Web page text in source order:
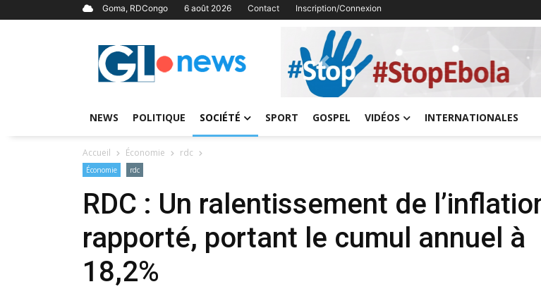
Goma, RDCongo 6 août 2026 Contact Inscription/Connexion
Previous
NEWS POLITIQUE SOCIÉTÉ SPORT GOSPEL VIDÉOS INTERNATIONALES
Accueil Économie rdc
Économie rdc
RDC : Un ralentissement de
rapporté, portant le cumul annuel à
18,2%